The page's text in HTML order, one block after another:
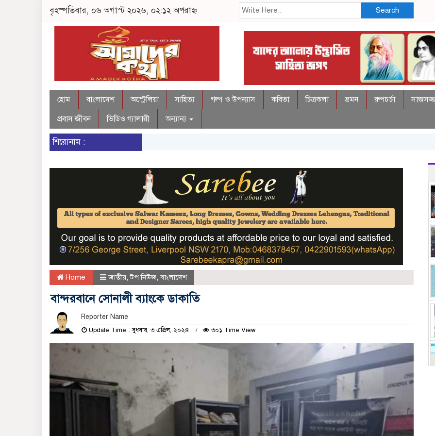
বৃহস্পতিবার, ০৬ অগাস্ট ২০২৬, ০২:১২ অপরাহ্ন Search
হোম বাংলাদেশ অস্ট্রেলিয়া সাহিত্য গল্প ও উপন্যাস কবিতা চিত্রকলা ভ্রমন রুপচর্চা
প্রবাস জীবন
ভিডিও গ্যালারী অন্যান্য
শিরোনাম :
Home জাতীয়,টপ নিউজ,বাংলাদেশ
বান্দরবানে সোনালী ব্যাংকে ডাকাতি
Reporter Name
Update Time : বুধবার, ৩ এপ্রিল, ২০২৪ ৩০১ Time View